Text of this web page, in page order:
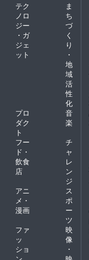
テク
ノロ
ジー
・ガ
ジェ
ット
ま
ち
づ
く
り
・
地
域
活
性
化
プロ
ダク
ト
音
楽
フー
ド・
飲食
店
チ
ャ
レ
ン
ジ
アニ
メ・
漫画
ス
ポ
ー
ツ
ファ
ッ
ショ
映
像
・